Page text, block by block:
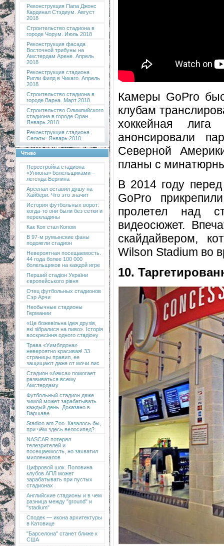
Реконструкция Папа Джонс
Кардинал Стэдиум. Август
2018
Строительство стадиона в
городе Чорум. Июль 2018
Реконструкция фасада
Восточной трибуны на
Амстердам Арене. Апрель
2018
Реконструкция стадиона
Ригли Филд в Чикаго. Апрель
2018
Строительство стадиона в
городе Варна. Март 2018
Строительство Олимпийского
стадиона в городе Оран.
Январь 2018
Реконструкция стадиона
Сельты. Январь 2018
Чтиво
Перестройка стадиона
«Униона» болельщиками –
легенда Берлина
Арсенал оставил душу на
Хайбери. Что это значит
История футбольных ворот:
когда-то они были без сетки и
перекладины
Как Коп стал Копом
В 97-м румынские фаны
подожгли стадион
Невероятная посещаемость.
44 года более 100 000
болельщиков на каждой игре
Перший стадіон України
європейського рівня
Отец футбольных стадионов
Сэр Арчи
Необычные стадионы
Германии
«Це божевільна ідея друзів,
які зібралися на пиво». Історія
воскресіння одного стадіону
Трава «Уимблдона»
невероятно красивая! 33
страницы правил, ее
защищают даже от мочи лис
Стадион «Аякса» помогает
развиваться всему
Амстердаму
Футбольный стадион даже
зимой может зарабатывать
каждый день. Доказано в
Варшаве
Stadion am Zoo. Казалось бы,
при чём здесь велосипед?
NASCAR потерял
телезрителей и
посещаемость, но захватил
миллениалов
Цифровой шок. Половина
клубов АПЛ может
зарабатывать при пустых
стадионах
Английские стадионы и в чем
разница между "ground" и
"stadium"
Сподек — икона архитектуры
в Катовице
"Барселона" станет ближе к
США
Камеры GoPro
клубам
хоккейная
анонсировали
Северной
планы с
В 2014 году
GoPro
пролетел над
видеосюжет.
скайдайвером,
Wilson Stadium во
10.